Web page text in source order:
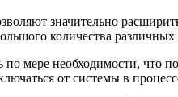
значительно
количества
мере необходимости, что
от системы в